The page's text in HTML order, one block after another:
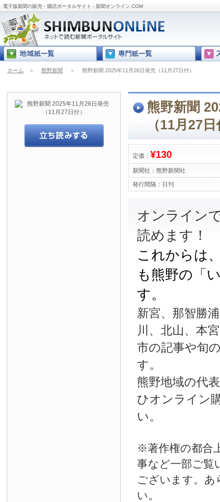
電子版新聞の販売・購読ポータルサイト - 新聞オンライン.COM
ホーム ＞ 熊野新聞 ＞ 熊野新聞 2025年11月26日発売（11月27日付）
熊野新聞
（11月27
定価： ¥130
新聞社： 熊野新聞社
発行間隔： 日刊
オンライン
読めます！
これからは
も熊野の「
す。
新宮、那智勝
川、北山、本
市の記事や旬
す。
熊野地域の代
ひオンライン
い。
※著作権の都合
事など一部ご覧
ございます。あ
い。